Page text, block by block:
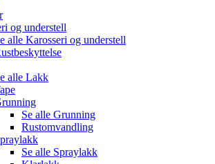
og understell
alle Karosseri og understell
alle Lakk
Se alle Grunning
Rustomvandling
Se alle Spraylakk